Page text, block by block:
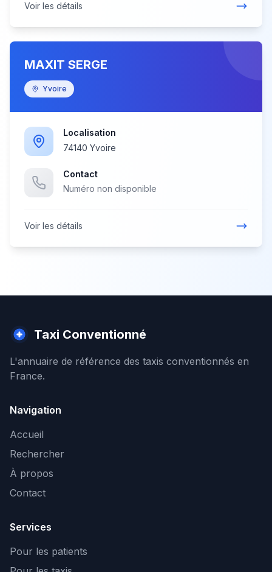
Voir les détails
MAXIT SERGE
Yvoire
Localisation
74140 Yvoire
Contact
Numéro non disponible
Voir les détails
Taxi Conventionné
L'annuaire de référence des taxis conventionnés en
France.
Navigation
Accueil
Rechercher
À propos
Contact
Services
Pour les patients